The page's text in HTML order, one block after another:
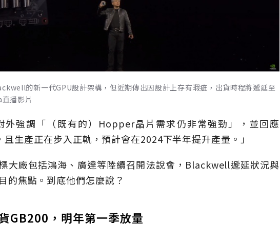
的新一代GPU設計架構，但近期傳出因設計上存有瑕疵，出貨時程將遞延至
播影片
外強調「（既有的）Hopper晶片需求仍非常強勁」，並回應
生產正在步入正軌，預計會在2024下半年提升產量。」
大廠包括鴻海、廣達等陸續召開法說會，Blackwell遞延狀況與
的焦點。到底他們怎麼說？
GB200，明年第一季放量